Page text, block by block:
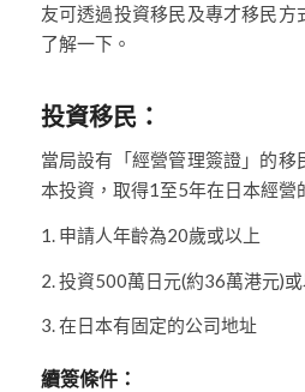
友可透過投資移民及專才移民
了解一下。
投資移民：
當局設有「經營管理簽證」的移
本投資，取得1至5年在日本經營
1. 申請人年齡為20歲或以上
2. 投資500萬日元(約36萬港元)
3. 在日本有固定的公司地址
續簽條件：